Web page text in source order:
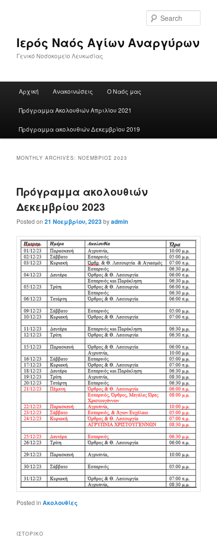
Ιερός Ναός Αγίων Αναργύρων
Γενικό Νοσοκομείο Λευκωσίας
Αρχική Ανακοινώσεις Ο Ναός μας
Πρόγραμμα Ακολουθιών Απριλίου 2021
Πρόγραμμα ακολουθιών Δεκεμβρίου 2019
MONTHLY ARCHIVES:ΝΟΈΜΒΡΙΟΣ 2023
Πρόγραμμα ακολουθιών
Δεκεμβρίου 2023
Posted on21 Νοεμβρίου, 2023byadmin
Posted in Ακολουθίες
ΙΣΤΟΡΙΚΌ